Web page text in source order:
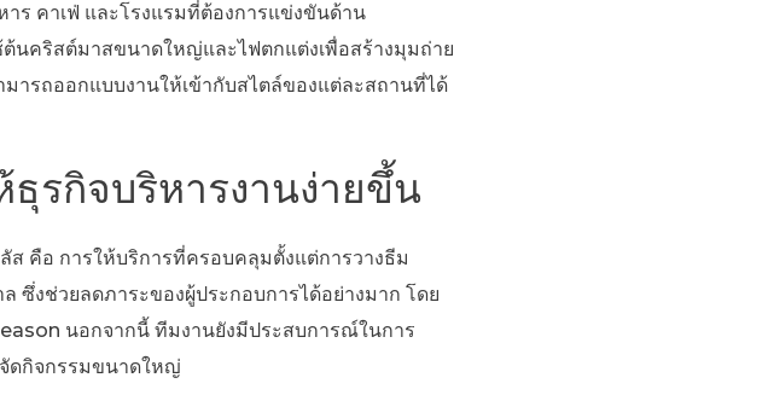
ร คาเฟ่ และโรงแรมที่ต้องการแข่งขันด้าน
ต้นคริสต์มาสขนาดใหญ่และไฟตกแต่งเพื่อสร้างมุมถ่าย
ารถออกแบบงานให้เข้ากับสไตล์ของแต่ละสถานที่ได้
รกิจบริหารงานง่ายขึ้น
ส คือ การให้บริการที่ครอบคลุมตั้งแต่การวางธีม
ซึ่งช่วยลดภาระของผู้ประกอบการได้อย่างมาก โดย
นอกจากนี้ ทีมงานยังมีประสบการณ์ในการ
ดกิจกรรมขนาดใหญ่